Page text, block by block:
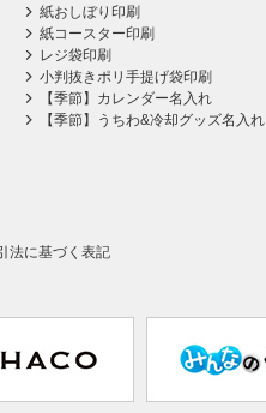
紙おしぼり印刷
紙コースター印刷
レジ袋印刷
小判抜きポリ手提げ袋印刷
【季節】カレンダー名入れ
【季節】うちわ&冷却グッズ名入れ
法に基づく表記